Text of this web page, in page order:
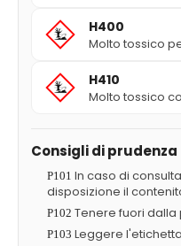
H400
Molto tossico
H410
Molto tossico
Consigli di prudenza
P101 In caso di
disposizione il
P102 Tenere fuori
P103 Leggere